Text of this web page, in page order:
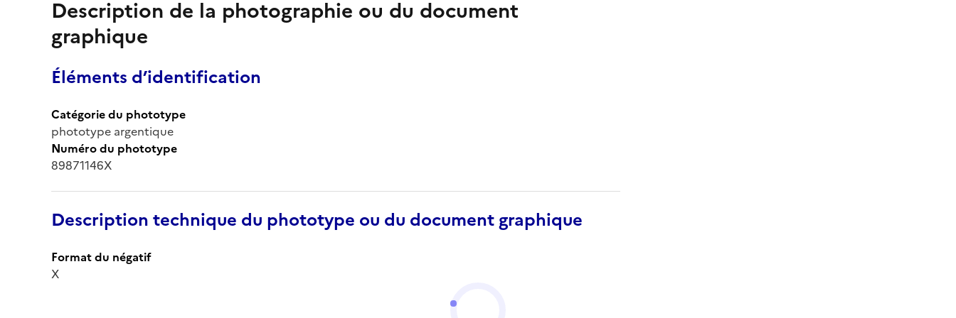
Description de la photographie ou du document
graphique
Éléments d’identification
Catégorie du phototype
phototype argentique
Numéro du phototype
89871146X
Description technique du phototype ou du document graphique
Format du négatif
X